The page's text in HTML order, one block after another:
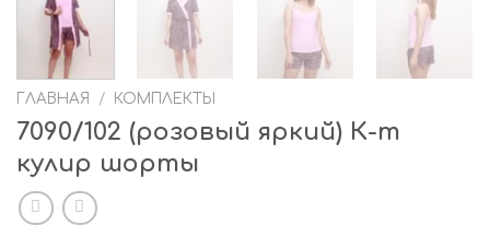
ГЛАВНАЯ / КОМПЛЕКТЫ
7090/102 (розовый яркий) К-т
кулир шорты